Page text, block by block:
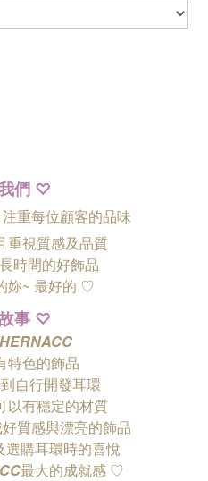
們 ♡
重每位顧客的品味
重視質感及品質
時間的好飾品
妳~ 最好的 ♡
事 ♡
特色的飾品
自行開發耳環
以有穩定的材質
質感與漂亮的飾品
購耳環時的喜悅
最大的成就感 ♡